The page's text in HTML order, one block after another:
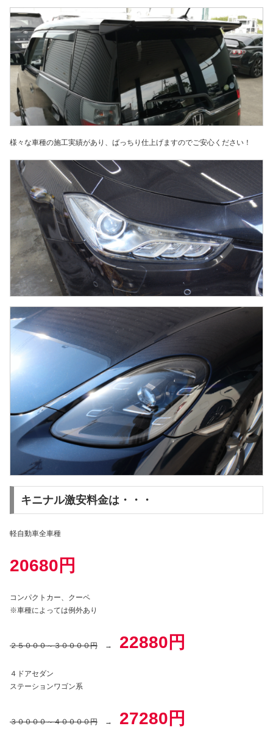
様々な車種の施工実績があり、ばっちり仕上げますのでご安心ください！
キニナル激安料金は・・・
軽自動車全車種
20680 円
コンパクトカー、クーペ
※車種によっては例外あり
２５０００～３００００円 → 22880円
４ドアセダン
ステーションワゴン系
３００００～４００００円 → 27280 円